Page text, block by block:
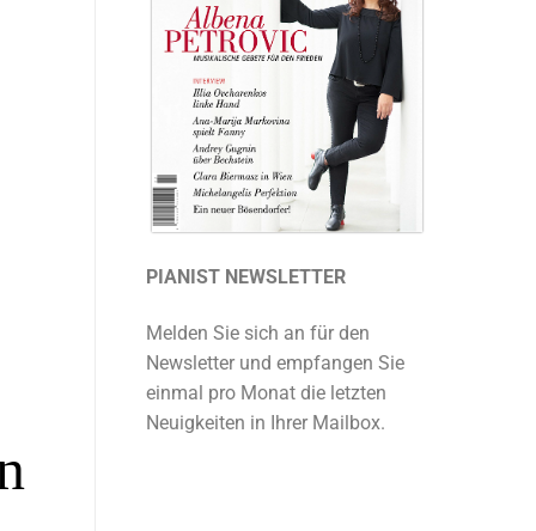
PIANIST NEWSLETTER
Melden Sie sich an für den
Newsletter und empfangen Sie
einmal pro Monat die letzten
Neuigkeiten in Ihrer Mailbox.